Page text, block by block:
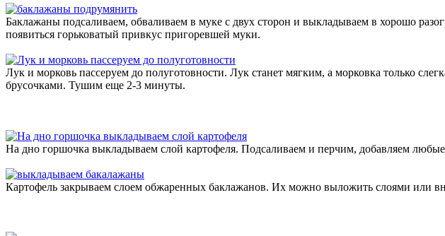
Баклажаны подсаливаем, обваливаем в муке с двух сторон и выкладываем в хорошо
появиться горьковатый привкус пригоревшей муки.
Лук и морковь пассеруем до полуготовности. Лук станет мягким, а морковка только
брусочками. Тушим еще 2-3 минуты.
На дно горшочка выкладываем слой картофеля. Подсаливаем и перчим, добавляем
Картофель закрываем слоем обжаренных баклажанов. Их можно выложить слоями или